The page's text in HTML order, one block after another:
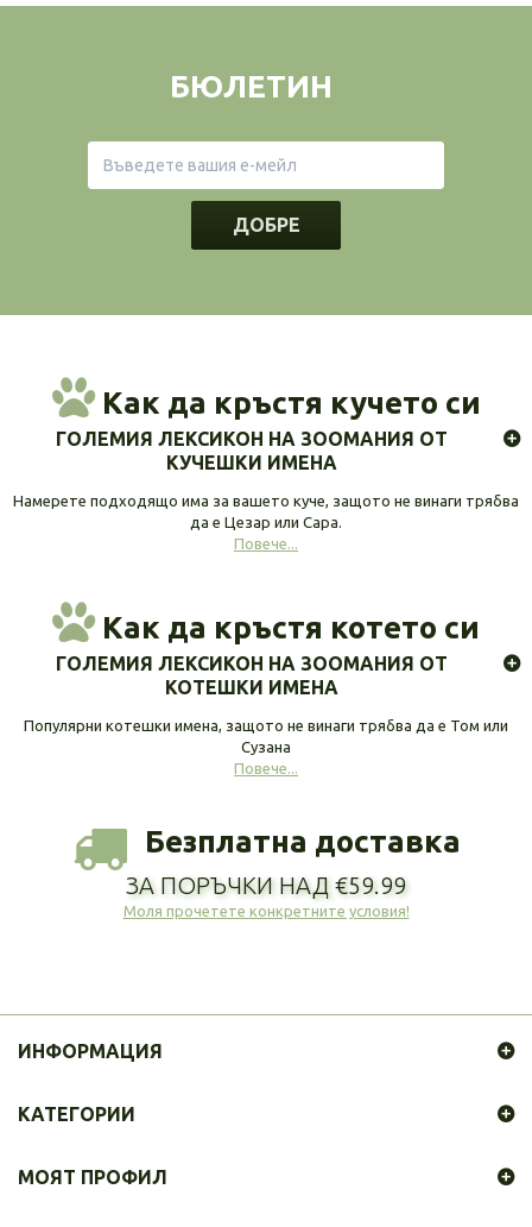
БЮЛЕТИН
ДОБРЕ
Как да кръстя кучето си
ГОЛЕМИЯ ЛЕКСИКОН НА ЗООМАНИЯ ОТ
КУЧЕШКИ ИМЕНА
Намерете подходящо има за вашето куче, защото не винаги трябва
да е Цезар или Сара.
Повече...
Как да кръстя котето си
ГОЛЕМИЯ ЛЕКСИКОН НА ЗООМАНИЯ ОТ
КОТЕШКИ ИМЕНА
Популярни котешки имена, защото не винаги трябва да е Том или
Сузана
Повече...
Безплатна доставка
ЗА ПОРЪЧКИ НАД €59.99
Моля прочетете конкретните условия!
ИНФОРМАЦИЯ
КАТЕГОРИИ
МОЯТ ПРОФИЛ